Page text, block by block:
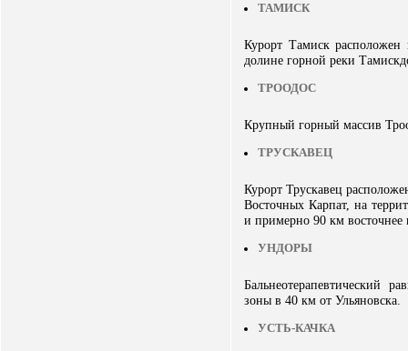
ТАМИСК
Курорт Тамиск расположен
долине горной реки
ТРООДОС
Крупный горный массив
ТРУСКАВЕЦ
Курорт Трускавец
Восточных Карпат, на
и примерно 90 км
УНДОРЫ
Бальнеотерапевтический
зоны в 40 км от Ульяновска.
УСТЬ-КАЧКА